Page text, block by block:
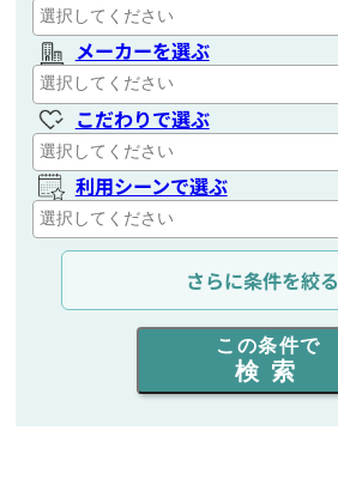
メーカーを選ぶ
こだわりで選ぶ
利用シーンで選ぶ
通信距離を選ぶ
出力を選ぶ
同時通話人数を選ぶ
さらに条件を絞る
この条件で
検索